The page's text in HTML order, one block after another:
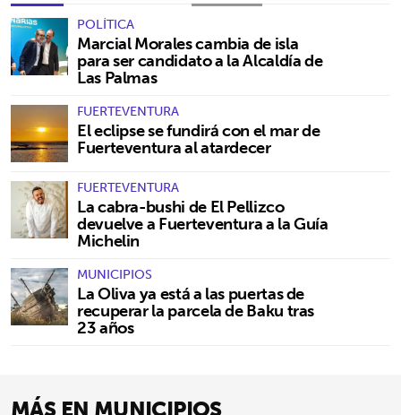
POLÍTICA
Marcial Morales cambia de isla
para ser candidato a la Alcaldía de
Las Palmas
FUERTEVENTURA
El eclipse se fundirá con el mar de
Fuerteventura al atardecer
FUERTEVENTURA
La cabra-bushi de El Pellizco
devuelve a Fuerteventura a la Guía
Michelin
MUNICIPIOS
La Oliva ya está a las puertas de
recuperar la parcela de Baku tras
23 años